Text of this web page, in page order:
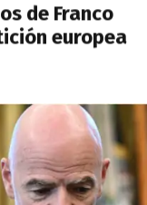
de Franco
europea